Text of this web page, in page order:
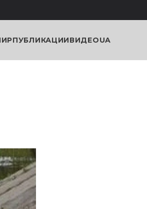
ПУБЛИКАЦИИВИДЕОUA